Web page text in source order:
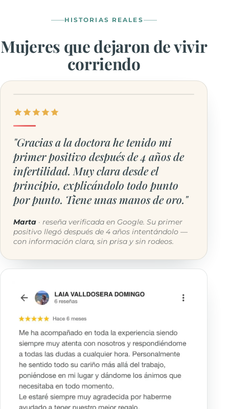
HISTORIAS REALES
Mujeres que dejaron de vivir
corriendo
"Gracias a la doctora he tenido mi
primer positivo después de 4 años de
infertilidad. Muy clara desde el
principio, explicándolo todo punto
por punto. Tiene unas manos de oro."
Marta· reseña verificada en Google. Su primer
positivo llegó después de 4 años intentándolo —
con información clara, sin prisa y sin rodeos.